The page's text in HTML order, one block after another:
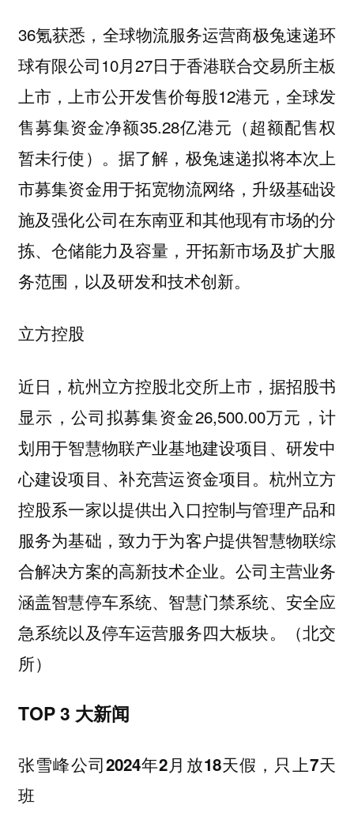
36氪获悉，全球物流服务运营商极兔速递环
球有限公司10月27日于香港联合交易所主板
上市，上市公开发售价每股12港元，全球发
售募集资金净额35.28亿港元（超额配售权
暂未行使）。据了解，极兔速递拟将本次上
市募集资金用于拓宽物流网络，升级基础设
施及强化公司在东南亚和其他现有市场的分
拣、仓储能力及容量，开拓新市场及扩大服
务范围，以及研发和技术创新。
立方控股
近日，杭州立方控股北交所上市，据招股书
显示，公司拟募集资金26,500.00万元，计
划用于智慧物联产业基地建设项目、研发中
心建设项目、补充营运资金项目。杭州立方
控股系一家以提供出入口控制与管理产品和
服务为基础，致力于为客户提供智慧物联综
合解决方案的高新技术企业。公司主营业务
涵盖智慧停车系统、智慧门禁系统、安全应
急系统以及停车运营服务四大板块。（北交
所）
TOP 3 大新闻
张雪峰公司2024年2月放18天假，只上7天
班